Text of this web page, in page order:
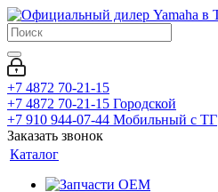
+7 4872 70-21-15
+7 4872 70-21-15 Городской
+7 910 944-07-44 Мобильный с ТГ
Заказать звонок
Каталог